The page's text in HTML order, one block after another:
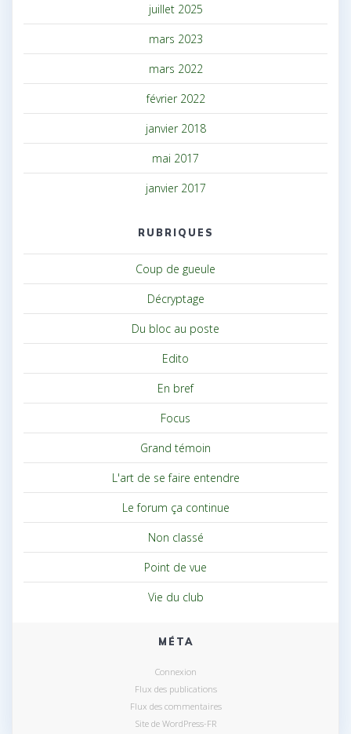
juillet 2025
mars 2023
mars 2022
février 2022
janvier 2018
mai 2017
janvier 2017
RUBRIQUES
Coup de gueule
Décryptage
Du bloc au poste
Edito
En bref
Focus
Grand témoin
L'art de se faire entendre
Le forum ça continue
Non classé
Point de vue
Vie du club
MÉTA
Connexion
Flux des publications
Flux des commentaires
Site de WordPress-FR